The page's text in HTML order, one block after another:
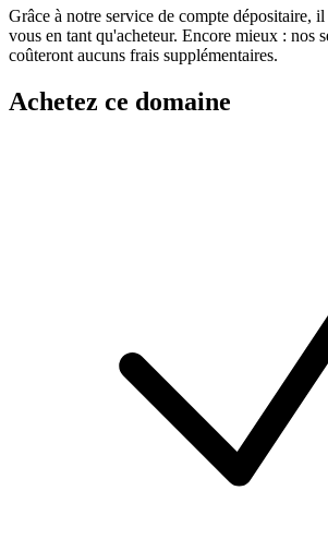
Grâce à notre service de compte dépositaire,
vous en tant qu'acheteur. Encore mieux : nos
coûteront aucuns frais supplémentaires.
Achetez ce domaine